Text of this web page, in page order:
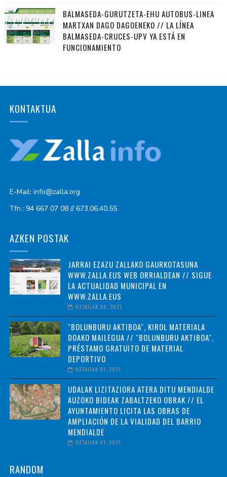
BALMASEDA-GURUTZETA-EHU AUTOBUS-LINEA
MARTXAN DAGO DAGOENEKO // LA LÍNEA
BALMASEDA-CRUCES-UPV YA ESTÁ EN
FUNCIONAMIENTO
KONTAKTUA
E-Mail: info@zalla.org
Tfn.: 94 667 07 08 // 673.06.40.55
AZKEN POSTAK
JARRAI EZAZU ZALLAKO GAURKOTASUNA
WWW.ZALLA.EUS WEB ORRIALDEAN // SIGUE
LA ACTUALIDAD MUNICIPAL EN
WWW.ZALLA.EUS
UZTAILAK 09, 2021
"BOLUNBURU AKTIBOA", KIROL MATERIALA
DOAKO MAILEGUA // "BOLUNBURU AKTIBOA",
PRÉSTAMO GRATUITO DE MATERIAL
DEPORTIVO
UZTAILAK 01, 2021
UDALAK LIZITAZIORA ATERA DITU MENDIALDE
AUZOKO BIDEAK ZABALTZEKO OBRAK // EL
AYUNTAMIENTO LICITA LAS OBRAS DE
AMPLIACIÓN DE LA VIALIDAD DEL BARRIO
MENDIALDE
UZTAILAK 01, 2021
RANDOM